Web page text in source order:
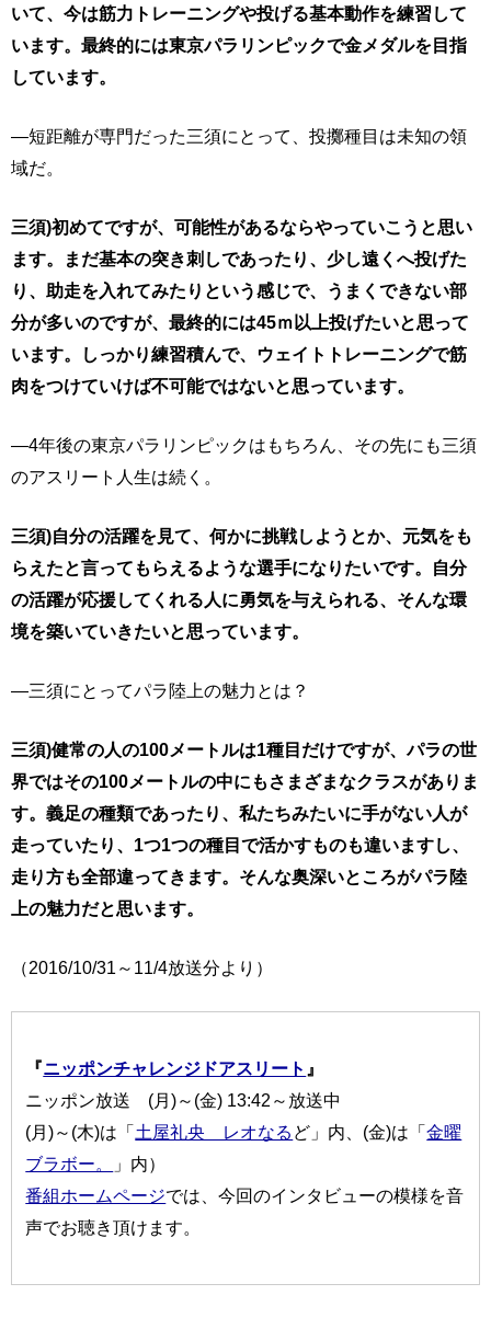
いて、今は筋力トレーニングや投げる基本動作を練習して
います。最終的には東京パラリンピックで金メダルを目指
しています。
―短距離が専門だった三須にとって、投擲種目は未知の領
域だ。
三須)初めてですが、可能性があるならやっていこうと思い
ます。まだ基本の突き刺しであったり、少し遠くへ投げた
り、助走を入れてみたりという感じで、うまくできない部
分が多いのですが、最終的には45ｍ以上投げたいと思って
います。しっかり練習積んで、ウェイトトレーニングで筋
肉をつけていけば不可能ではないと思っています。
―4年後の東京パラリンピックはもちろん、その先にも三須
のアスリート人生は続く。
三須)自分の活躍を見て、何かに挑戦しようとか、元気をも
らえたと言ってもらえるような選手になりたいです。自分
の活躍が応援してくれる人に勇気を与えられる、そんな環
境を築いていきたいと思っています。
―三須にとってパラ陸上の魅力とは？
三須)健常の人の100メートルは1種目だけですが、パラの世
界ではその100メートルの中にもさまざまなクラスがありま
す。義足の種類であったり、私たちみたいに手がない人が
走っていたり、1つ1つの種目で活かすものも違いますし、
走り方も全部違ってきます。そんな奥深いところがパラ陸
上の魅力だと思います。
（2016/10/31～11/4放送分より）
『ニッポンチャレンジドアスリート 』
ニッポン放送 (月)～(金) 13:42～放送中
(月)～(木)は「土屋礼央 レオなる ど」内、(金)は「金曜
ブラボー。
」内）
番組ホームページでは、今回のインタビューの模様を音
声でお聴き頂けます。